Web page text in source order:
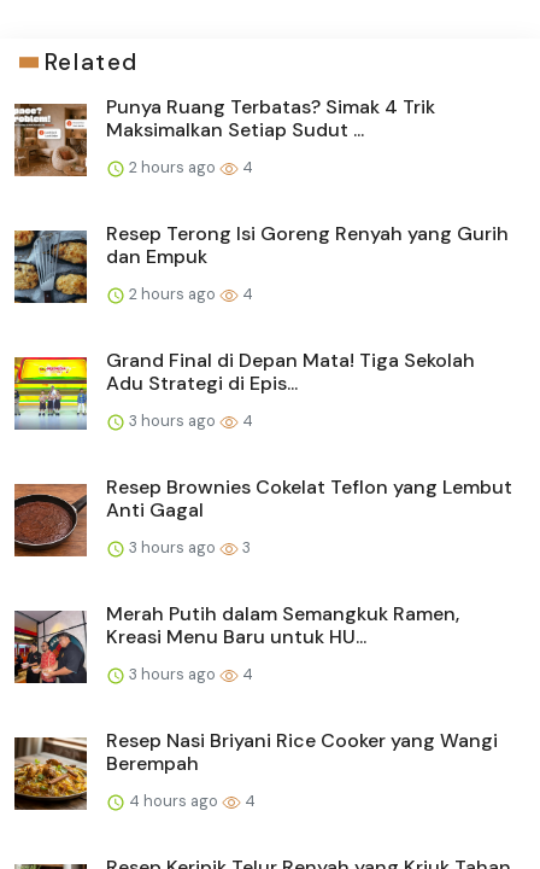
Related
Punya Ruang Terbatas? Simak 4 Trik
Maksimalkan Setiap Sudut ...
2 hours ago 4
Resep Terong Isi Goreng Renyah yang Gurih
dan Empuk
2 hours ago 4
Grand Final di Depan Mata! Tiga Sekolah
Adu Strategi di Epis...
3 hours ago 4
Resep Brownies Cokelat Teflon yang Lembut
Anti Gagal
3 hours ago 3
Merah Putih dalam Semangkuk Ramen,
Kreasi Menu Baru untuk HU...
3 hours ago 4
Resep Nasi Briyani Rice Cooker yang Wangi
Berempah
4 hours ago 4